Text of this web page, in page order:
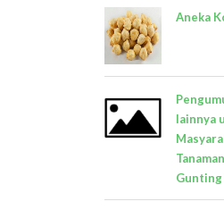
Aneka
lainnya
Gunting